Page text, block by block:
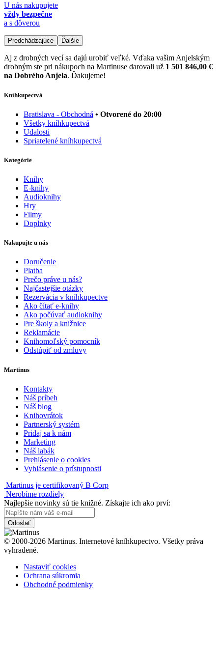
U nás nakupujete
vždy bezpečne
a s dôverou
Predchádzajúce Ďalšie
Aj z drobných vecí sa dajú urobiť veľké. Vďaka vašim Anjelským
drobným ste pri nákupoch na Martinuse darovali už 1 501 846,00 €
na Dobrého Anjela. Ďakujeme!
Kníhkupectvá
Bratislava - Obchodná • Otvorené do 20:00
Všetky kníhkupectvá
Udalosti
Spriatelené kníhkupectvá
Kategórie
Knihy
E-knihy
Audioknihy
Hry
Filmy
Doplnky
Nakupujte u nás
Doručenie
Platba
Prečo práve u nás?
Najčastejšie otázky
Rezervácia v kníhkupectve
Ako čítať e-knihy
Ako počúvať audioknihy
Pre školy a knižnice
Reklamácie
Knihomoľský pomocník
Odstúpiť od zmluvy
Martinus
Kontakty
Náš príbeh
Náš blog
Knihovrátok
Partnerský systém
Pridaj sa k nám
Marketing
Náš labák
Prehlásenie o cookies
Vyhlásenie o prístupnosti
Martinus je certifikovaný B Corp
Nerobíme rozdiely
Najlepšie novinky sú tie knižné. Získajte ich ako prví:
Odoslať
© 2000-2026 Martinus. Internetové kníhkupectvo. Všetky práva
vyhradené.
Nastaviť cookies
Ochrana súkromia
Obchodné podmienky